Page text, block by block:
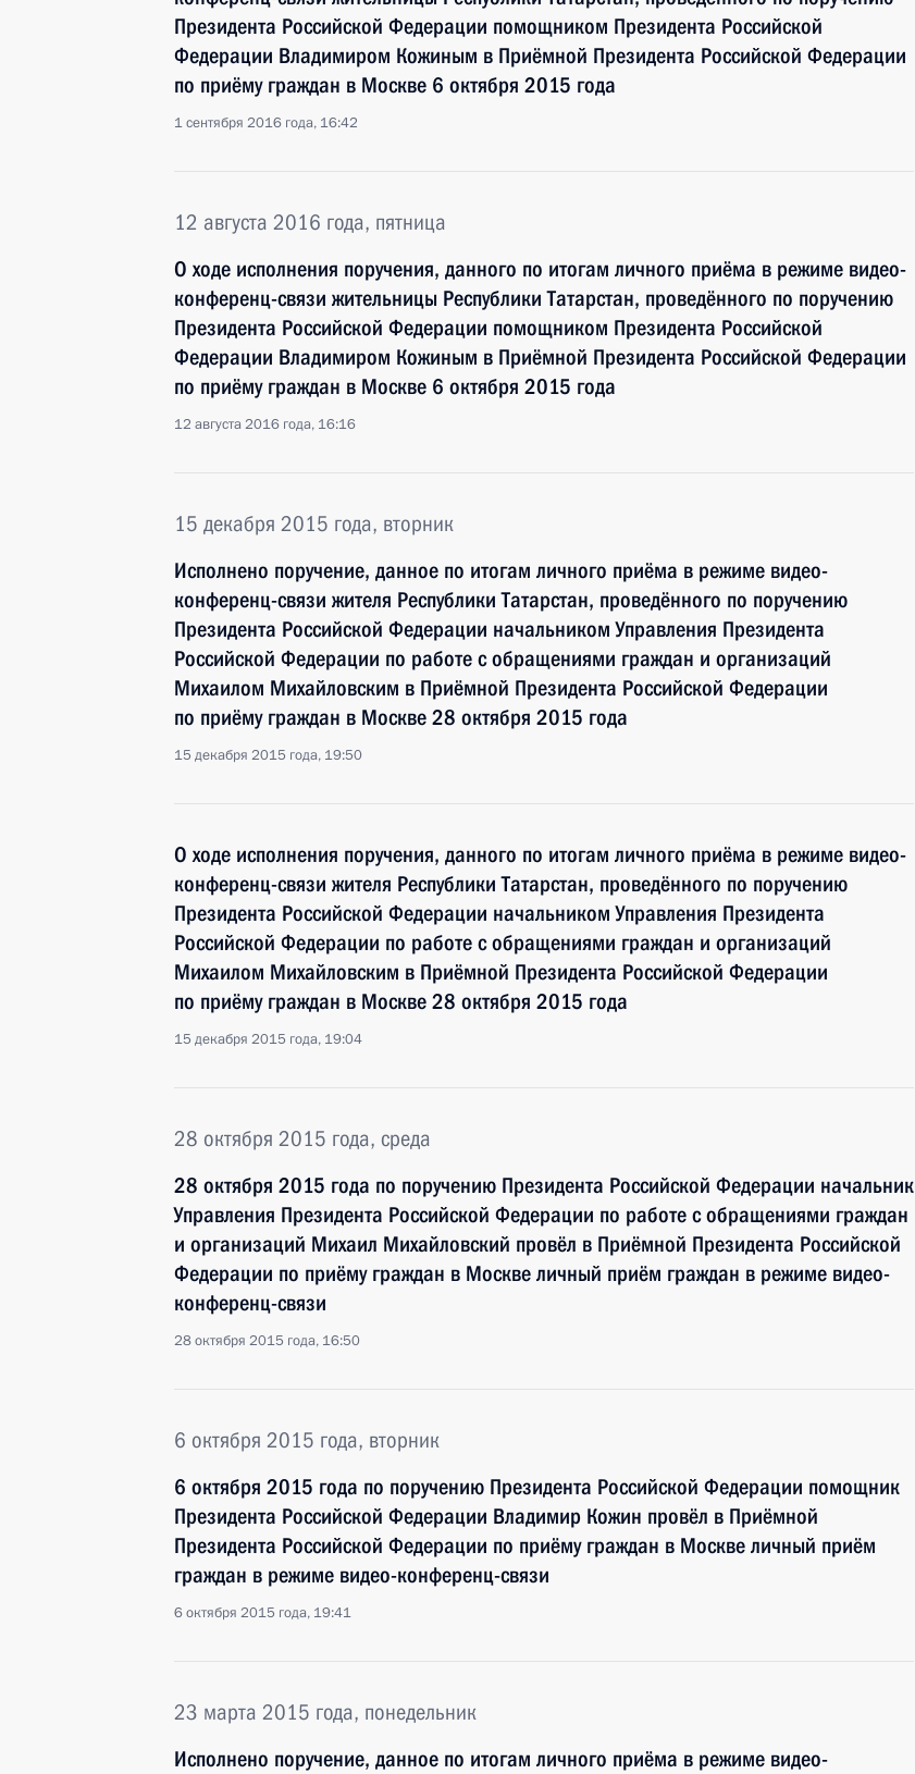
Президента Российской Федерации помощником Президента Российской
Федерации Владимиром Кожиным в Приёмной Президента Российской Федерации
по приёму граждан в Москве 6 октября 2015 года
1 сентября 2016 года, 16:42
12 августа 2016 года, пятница
О ходе исполнения поручения, данного по итогам личного приёма в режиме видео-
конференц-связи жительницы Республики Татарстан, проведённого по поручению
Президента Российской Федерации помощником Президента Российской
Федерации Владимиром Кожиным в Приёмной Президента Российской Федерации
по приёму граждан в Москве 6 октября 2015 года
12 августа 2016 года, 16:16
15 декабря 2015 года, вторник
Исполнено поручение, данное по итогам личного приёма в режиме видео-
конференц-связи жителя Республики Татарстан, проведённого по поручению
Президента Российской Федерации начальником Управления Президента
Российской Федерации по работе с обращениями граждан и организаций
Михаилом Михайловским в Приёмной Президента Российской Федерации
по приёму граждан в Москве 28 октября 2015 года
15 декабря 2015 года, 19:50
О ходе исполнения поручения, данного по итогам личного приёма в режиме видео-
конференц-связи жителя Республики Татарстан, проведённого по поручению
Президента Российской Федерации начальником Управления Президента
Российской Федерации по работе с обращениями граждан и организаций
Михаилом Михайловским в Приёмной Президента Российской Федерации
по приёму граждан в Москве 28 октября 2015 года
15 декабря 2015 года, 19:04
28 октября 2015 года, среда
28 октября 2015 года по поручению Президента Российской Федерации начальник
Управления Президента Российской Федерации по работе с обращениями граждан
и организаций Михаил Михайловский провёл в Приёмной Президента Российской
Федерации по приёму граждан в Москве личный приём граждан в режиме видео-
конференц-связи
28 октября 2015 года, 16:50
6 октября 2015 года, вторник
6 октября 2015 года по поручению Президента Российской Федерации помощник
Президента Российской Федерации Владимир Кожин провёл в Приёмной
Президента Российской Федерации по приёму граждан в Москве личный приём
граждан в режиме видео-конференц-связи
6 октября 2015 года, 19:41
23 марта 2015 года, понедельник
Исполнено поручение, данное по итогам личного приёма в режиме видео-